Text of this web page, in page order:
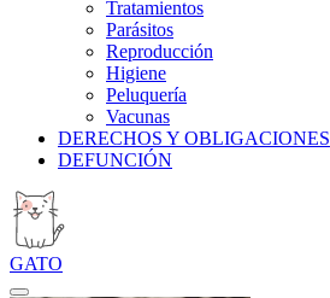
Tratamientos
Parásitos
Reproducción
Higiene
Peluquería
Vacunas
DERECHOS Y OBLIGACIONES
DEFUNCIÓN
GATO